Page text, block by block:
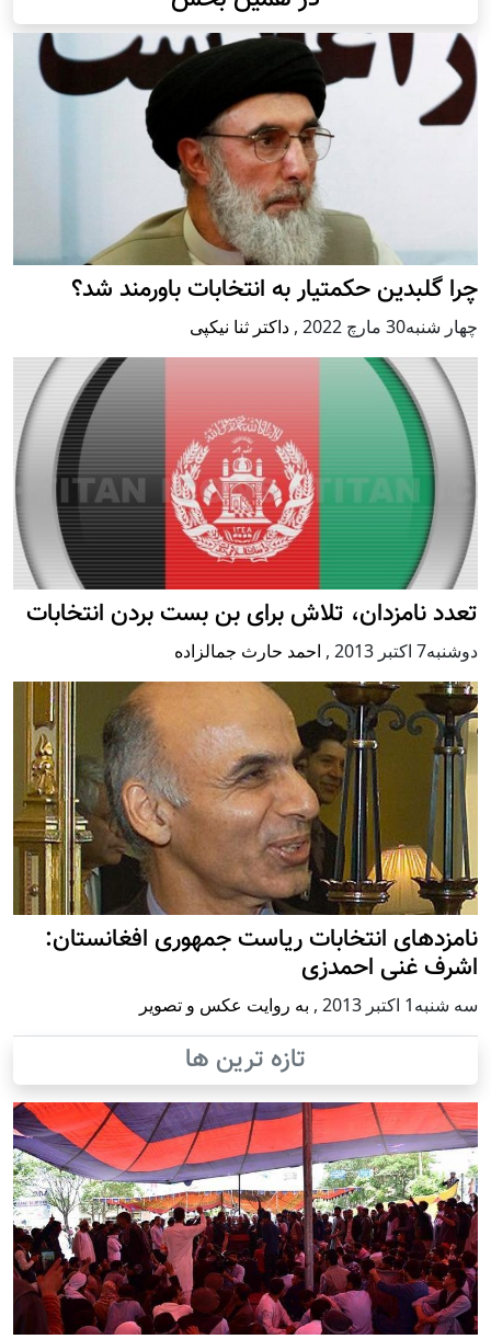
چرا گلبدین حکمتیار به انتخابات باورمند شد؟
چهار شنبه30 مارچ 2022 , داکتر ثنا نیکپی
تعدد نامزدان، تلاش برای بن بست بردن انتخابات
دوشنبه7 اكتبر 2013 , احمد حارث جمالزاده
نامزدهای انتخابات ریاست جمهوری افغانستان:
اشرف غنی احمدزی
سه شنبه1 اكتبر 2013 , به روایت عکس و تصویر
تازه ترین ها